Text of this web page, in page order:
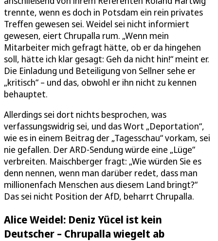
trennte, wenn es doch in Potsdam ein rein privates
Treffen gewesen sei. Weidel sei nicht informiert
gewesen, eiert Chrupalla rum. „Wenn mein
Mitarbeiter mich gefragt hätte, ob er da hingehen
soll, hätte ich klar gesagt: Geh da nicht hin!“ meint er.
Die Einladung und Beteiligung von Sellner sehe er
„kritisch“ – und das, obwohl er ihn nicht zu kennen
behauptet.
Allerdings sei dort nichts besprochen, was
verfassungswidrig sei, und das Wort „Deportation“,
wie es in einem Beitrag der „Tagesschau“ vorkam, sei
nie gefallen. Der ARD-Sendung würde eine „Lüge“
verbreiten. Maischberger fragt: „Wie würden Sie es
denn nennen, wenn man darüber redet, dass man
millionenfach Menschen aus diesem Land bringt?“
Das sei nicht Position der AfD, beharrt Chrupalla.
Alice Weidel: Deniz Yücel ist kein
Deutscher – Chrupalla wiegelt ab